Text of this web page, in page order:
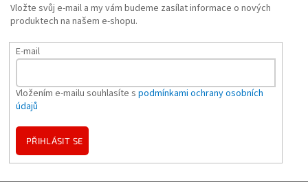
Vložte svůj e-mail a my vám budeme zasílat informace o nových
produktech na našem e-shopu.
E-mail
Vložením e-mailu souhlasíte s podmínkami ochrany osobních
údajů
PŘIHLÁSIT SE